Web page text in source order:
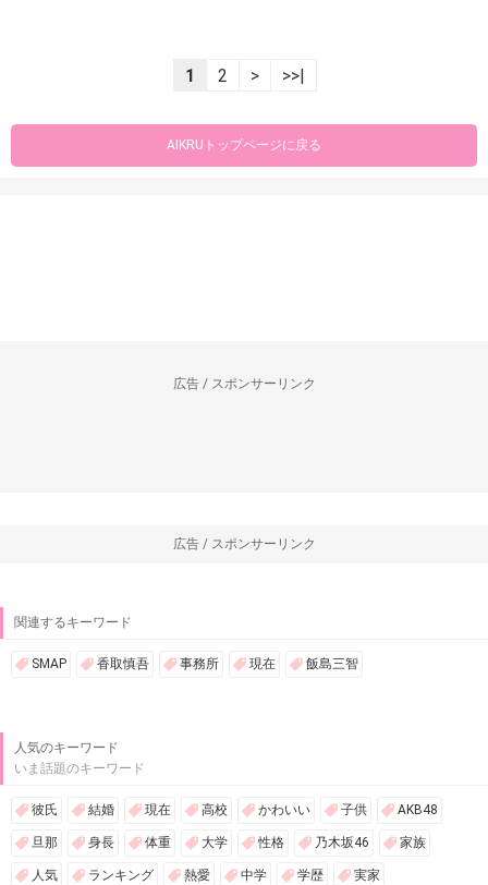
1 2 > >>|
AIKRUトップページに戻る
広告 / スポンサーリンク
広告 / スポンサーリンク
関連するキーワード
SMAP 香取慎吾 事務所 現在 飯島三智
人気のキーワード
いま話題のキーワード
彼氏 結婚 現在 高校 かわいい 子供 AKB48
旦那 身長 体重 大学 性格 乃木坂46 家族
人気 ランキング 熱愛 中学 学歴 実家